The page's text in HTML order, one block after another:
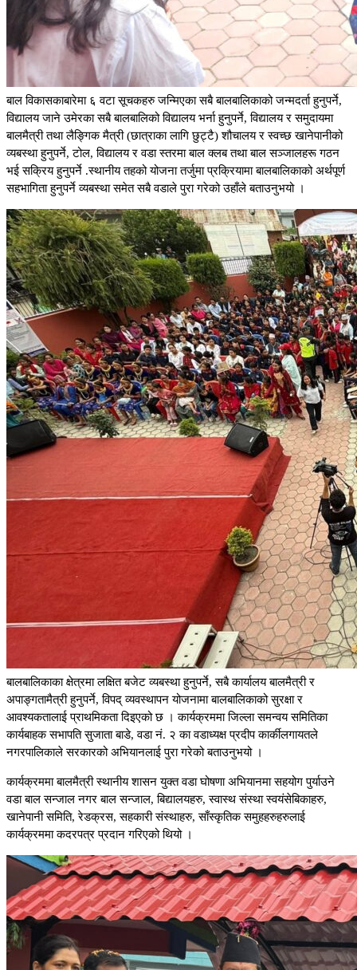
बाल विकासकाबारेमा ६ वटा सूचकहरु जन्मिएका सबै बालबालिकाको जन्मदर्ता हुनुपर्ने,
विद्यालय जाने उमेरका सबै बालबालिको विद्यालय भर्ना हुनुपर्ने, विद्यालय र समुदायमा
बालमैत्री तथा लैङ्गिक मैत्री (छात्राका लागि छुट्टै) शौचालय र स्वच्छ खानेपानीको
व्यबस्था हुनुपर्ने, टोल, विद्यालय र वडा स्तरमा बाल क्लब तथा बाल सञ्जालहरू गठन
भई सक्रिय हुनुपर्ने .स्थानीय तहको योजना तर्जुमा प्रक्रियामा बालबालिकाको अर्थपूर्ण
सहभागिता हुनुपर्ने व्यबस्था समेत सबै वडाले पुरा गरेको उहाँले बताउनुभयो ।
बालबालिकाका क्षेत्रमा लक्षित बजेट व्यबस्था हुनुपर्ने, सबै कार्यालय बालमैत्री र
अपाङ्गतामैत्री हुनुपर्ने, विपद् व्यवस्थापन योजनामा बालबालिकाको सुरक्षा र
आवश्यकतालाई प्राथमिकता दिइएको छ । कार्यक्रममा जिल्ला समन्वय समितिका
कार्यबाहक सभापति सुजाता बाडे, वडा नं. २ का वडाध्यक्ष प्रदीप कार्कीलगायतले
नगरपालिकाले सरकारको अभियानलाई पुरा गरेको बताउनुभयो ।
कार्यक्रममा बालमैत्री स्थानीय शासन युक्त वडा घोषणा अभियानमा सहयोग पुर्याउने
वडा बाल सन्जाल नगर बाल सन्जाल, बिद्यालयहरु, स्वास्थ संस्था स्वयंसेबिकाहरु,
खानेपानी समिति, रेडक्रस, सहकारी संस्थाहरु, साँस्कृतिक समुहहरुहरुलाई
कार्यक्रममा कदरपत्र प्रदान गरिएको थियो ।